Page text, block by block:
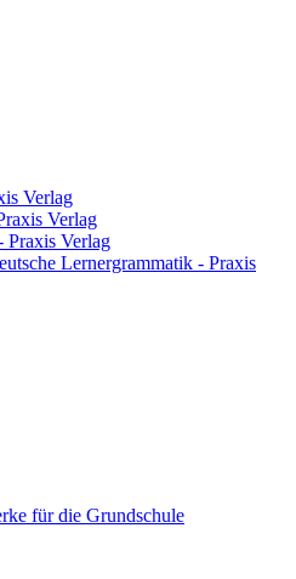
Verlag
Verlag
Praxis Verlag
Lernergrammatik - Praxis
für die Grundschule